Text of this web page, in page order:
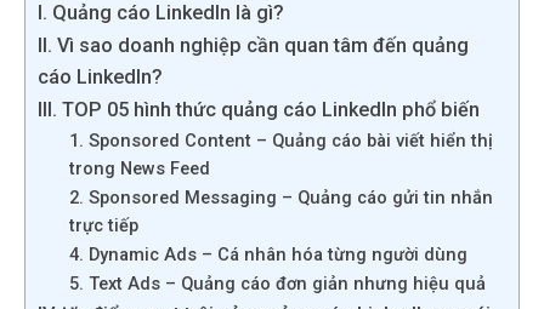
I. Quảng cáo LinkedIn là gì?
II. Vì sao doanh nghiệp cần quan tâm đến quảng
cáo LinkedIn?
III. TOP 05 hình thức quảng cáo LinkedIn phổ biến
1. Sponsored Content – Quảng cáo bài viết hiển thị
trong News Feed
2. Sponsored Messaging – Quảng cáo gửi tin nhắn
trực tiếp
4. Dynamic Ads – Cá nhân hóa từng người dùng
5. Text Ads – Quảng cáo đơn giản nhưng hiệu quả